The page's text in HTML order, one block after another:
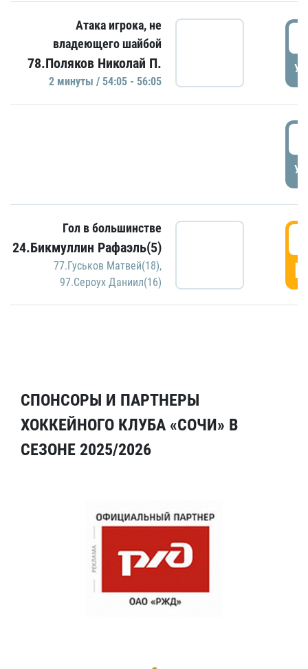
Атака игрока, не
владеющего шайбой
78.Поляков Николай П.
2 минуты / 54:05 - 56:05
Гол в большинстве
24.Бикмуллин Рафаэль(5)
77.Гуськов Матвей(18),
97.Сероух Даниил(16)
СПОНСОРЫ И ПАРТНЕРЫ
ХОККЕЙНОГО КЛУБА «СОЧИ» В
СЕЗОНЕ 2025/2026